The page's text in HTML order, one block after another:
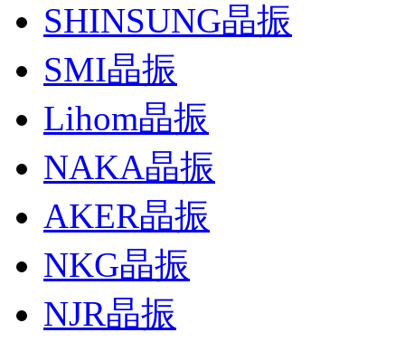
SHINSUNG晶振
SMI晶振
Lihom晶振
NAKA晶振
AKER晶振
NKG晶振
NJR晶振